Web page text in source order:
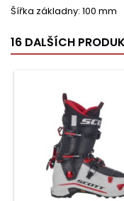
Šířka základny: 100 mm
16 DALŠÍCH